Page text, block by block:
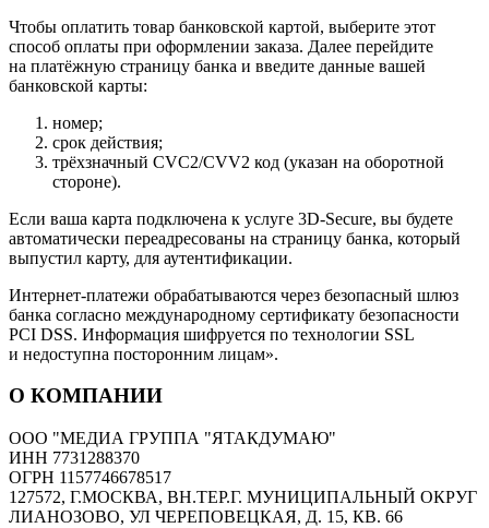
Чтобы оплатить товар банковской картой, выберите этот
способ оплаты при оформлении заказа. Далее перейдите
на платёжную страницу банка и введите данные вашей
банковской карты:
номер;
срок действия;
трёхзначный CVC2/CVV2 код (указан на оборотной
стороне).
Если ваша карта подключена к услуге 3D-Secure, вы будете
автоматически переадресованы на страницу банка, который
выпустил карту, для аутентификации.
Интернет-платежи обрабатываются через безопасный шлюз
банка согласно международному сертификату безопасности
PCI DSS. Информация шифруется по технологии SSL
и недоступна посторонним лицам».
О КОМПАНИИ
ООО "МЕДИА ГРУППА "ЯТАКДУМАЮ"
ИНН 7731288370
ОГРН 1157746678517
127572, Г.МОСКВА, ВН.ТЕР.Г. МУНИЦИПАЛЬНЫЙ ОКРУГ
ЛИАНОЗОВО, УЛ ЧЕРЕПОВЕЦКАЯ, Д. 15, КВ. 66